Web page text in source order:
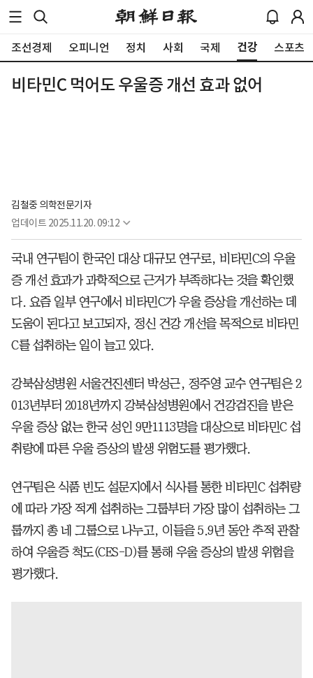
조선경제 오피니언 정치 사회 국제 건강 스포츠
비타민C 먹어도 우울증 개선 효과 없어
김철중 의학전문기자
업데이트 2025.11.20. 09:12
국내 연구팀이 한국인 대상 대규모 연구로, 비타민C의 우울
증 개선 효과가 과학적으로 근거가 부족하다는 것을 확인했
다. 요즘 일부 연구에서 비타민C가 우울 증상을 개선하는 데
도움이 된다고 보고되자, 정신 건강 개선을 목적으로 비타민
C를 섭취하는 일이 늘고 있다.
강북삼성병원 서울건진센터 박성근, 정주영 교수 연구팀은 2
013년부터 2018년까지 강북삼성병원에서 건강검진을 받은
우울 증상 없는 한국 성인 9만1113명을 대상으로 비타민C 섭
취량에 따른 우울 증상의 발생 위험도를 평가했다.
연구팀은 식품 빈도 설문지에서 식사를 통한 비타민C 섭취량
에 따라 가장 적게 섭취하는 그룹부터 가장 많이 섭취하는 그
룹까지 총 네 그룹으로 나누고, 이들을 5.9년 동안 추적 관찰
하여 우울증 척도(CES-D)를 통해 우울 증상의 발생 위험을
평가했다.